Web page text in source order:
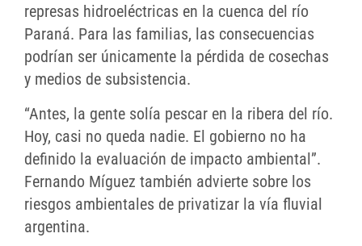
represas hidroeléctricas en la cuenca del río
Paraná. Para las familias, las consecuencias
podrían ser únicamente la pérdida de cosechas
y medios de subsistencia.
“Antes, la gente solía pescar en la ribera del río.
Hoy, casi no queda nadie. El gobierno no ha
definido la evaluación de impacto ambiental”.
Fernando Míguez también advierte sobre los
riesgos ambientales de privatizar la vía fluvial
argentina.